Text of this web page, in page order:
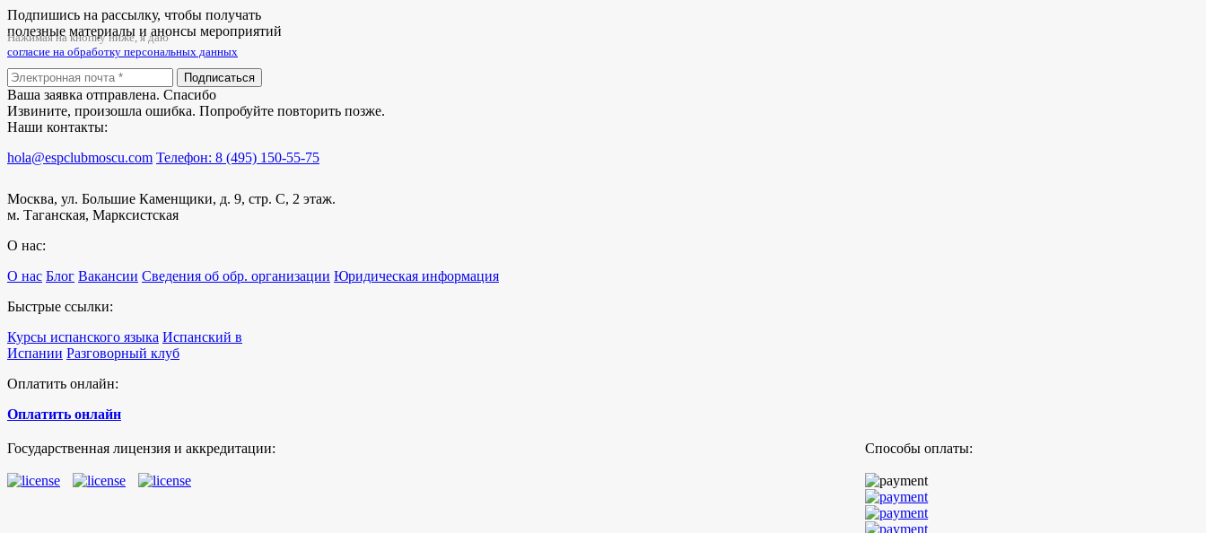
Подпишись на рассылку, чтобы получать
полезные материалы и анонсы мероприятий
Нажимая на кнопку ниже, я даю
согласие на обработку персональных данных
Подписаться
Ваша заявка отправлена. Спасибо
Извините, произошла ошибка. Попробуйте повторить позже.
Наши контакты:
hola@espclubmoscu.com Телефон: 8 (495) 150-55-75
Москва, ул. Большие Каменщики, д. 9, стр. С, 2 этаж.
м. Таганская, Марксистская
О нас:
О нас Блог Вакансии Сведения об обр. организации Юридическая информация
Быстрые ссылки:
Курсы испанского языка Испанский в
Испании Разговорный клуб
Оплатить онлайн:
Оплатить онлайн
Государственная лицензия и аккредитации: Способы оплаты: